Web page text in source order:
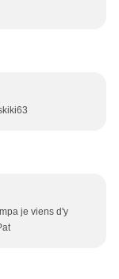
je viens d'y